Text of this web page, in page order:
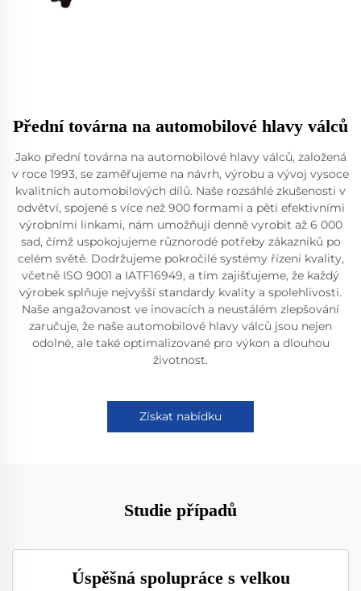
Přední továrna na automobilové hlavy válců
Jako přední továrna na automobilové hlavy válců, založená
v roce 1993, se zaměřujeme na návrh, výrobu a vývoj vysoce
kvalitních automobilových dílů. Naše rozsáhlé zkušenosti v
odvětví, spojené s více než 900 formami a pěti efektivními
výrobními linkami, nám umožňují denně vyrobit až 6 000
sad, čímž uspokojujeme různorodé potřeby zákazníků po
celém světě. Dodržujeme pokročilé systémy řízení kvality,
včetně ISO 9001 a IATF16949, a tím zajišťujeme, že každý
výrobek splňuje nejvyšší standardy kvality a spolehlivosti.
Naše angažovanost ve inovacích a neustálém zlepšování
zaručuje, že naše automobilové hlavy válců jsou nejen
odolné, ale také optimalizované pro výkon a dlouhou
životnost.
Získat nabídku
Studie případů
Úspěšná spolupráce s velkou